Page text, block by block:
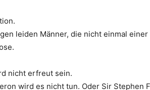
leiden Männer, die nicht einmal
nicht erfreut sein.
wird es nicht tun. Oder Sir Stephen